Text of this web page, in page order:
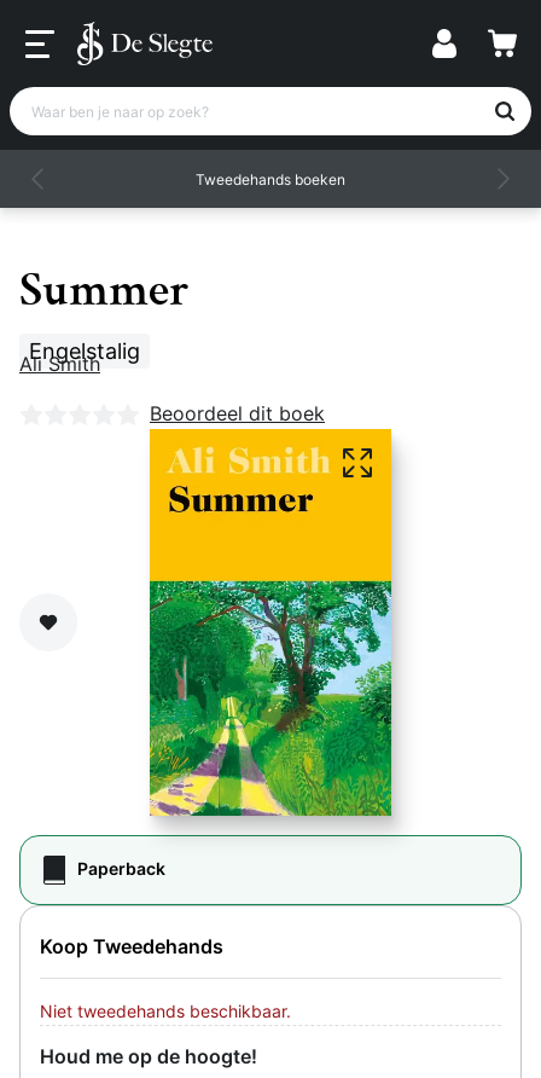
Waar ben je naar op zoek?
Tweedehands boeken
Summer
Engelstalig
Ali Smith
Nog geen beoordelingen
Beoordeel dit boek
Zet op verlanglijst
Paperback
Koop Tweedehands
Niet tweedehands beschikbaar.
Houd me op de hoogte!